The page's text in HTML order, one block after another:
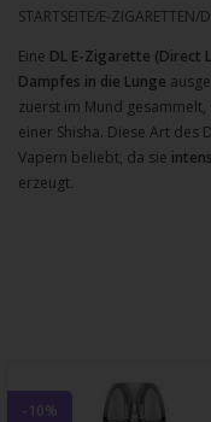
STARTSEITE/E-ZIGARETTEN/
Eine DL E-Zigarette (Direct
Dampfes in die Lunge
zuerst im Mund
einer Shisha. Diese Art
Vapern beliebt, da sie
erzeugt.
-10%